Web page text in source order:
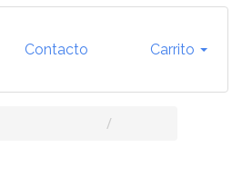
Contacto Carrito